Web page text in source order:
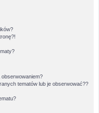
obserwowaniem?
tematów lub je obserwować??